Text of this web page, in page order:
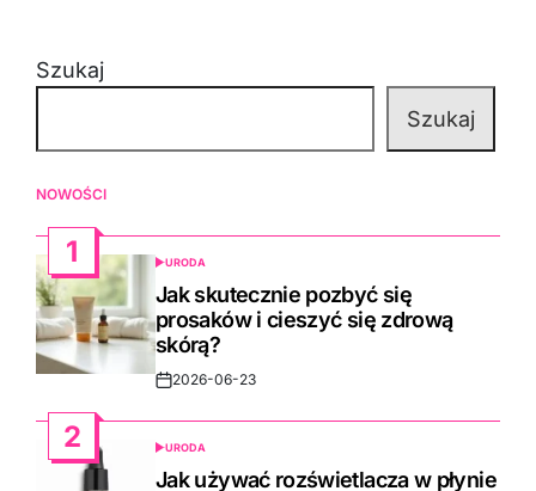
Szukaj
Szukaj
NOWOŚCI
1
POSTED
IN
URODA
Jak skutecznie pozbyć się
prosaków i cieszyć się zdrową
skórą?
Post2026-06-23
2
POSTED
IN
URODA
Jak używać rozświetlacza w płynie